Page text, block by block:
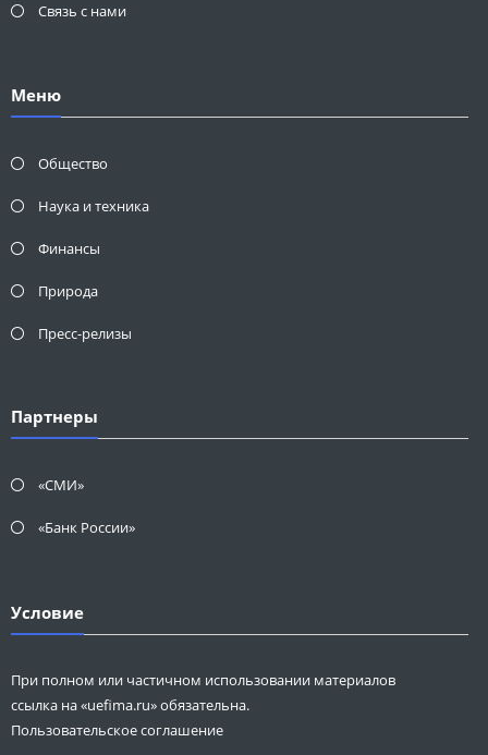
Связь с нами
Меню
Общество
Наука и техника
Финансы
Природа
Пресс-релизы
Партнеры
«СМИ»
«Банк России»
Условие
При полном или частичном использовании материалов
ссылка на «uefima.ru» обязательна.
Пользовательское соглашение